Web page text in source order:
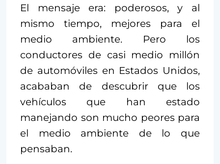
El mensaje era: poderosos, y al
mismo tiempo, mejores para el
medio ambiente. Pero los
conductores de casi medio millón
de automóviles en Estados Unidos,
acababan de descubrir que los
vehículos que han estado
manejando son mucho peores para
el medio ambiente de lo que
pensaban.